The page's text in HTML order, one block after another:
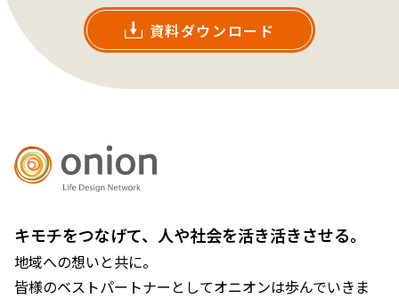
資料ダウンロード
キモチをつなげて、人や社会を活き活きさせる。
地域への想いと共に。
皆様のベストパートナーとしてオニオンは歩んでいきま